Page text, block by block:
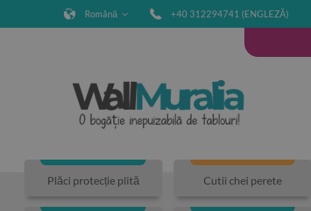
Română +40 312294741 (ENGLEZĂ)
Plăci protecție plită Cutii chei perete